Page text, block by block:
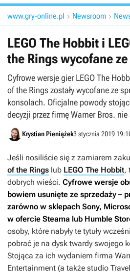
www.gry-online.pl  Newsroom 
LEGO The Hobbit i
the Rings wycofane
Cyfrowe wersje gier LEGO The
of the Rings zostały wycofane ze
konsolach. Oficjalne powody
decyzji przez firmę Warner Bros.
Krystian Pieniążek3 stycznia 2019
Jeśli nosiliście się z zamiarem
of the Rings lub LEGO The Hobbit,
dobrych wieści. Cyfrowe wersje
bowiem usunięte ze sprzedaży –
zarówno w sklepach Sony,
w ofercie Steama lub Humble
osoby, które nabyły te tytuły
pobrać je na dysk twardy swojego
Stojąca za ich wydaniem firma
Entertainment (a także studio